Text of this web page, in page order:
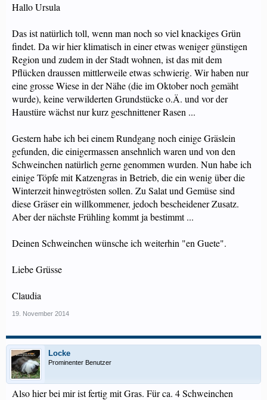
Hallo Ursula
Das ist natürlich toll, wenn man noch so viel knackiges Grün
findet. Da wir hier klimatisch in einer etwas weniger günstigen
Region und zudem in der Stadt wohnen, ist das mit dem
Pflücken draussen mittlerweile etwas schwierig. Wir haben nur
eine grosse Wiese in der Nähe (die im Oktober noch gemäht
wurde), keine verwilderten Grundstücke o.Ä. und vor der
Haustüre wächst nur kurz geschnittener Rasen ...
Gestern habe ich bei einem Rundgang noch einige Gräslein
gefunden, die einigermassen ansehnlich waren und von den
Schweinchen natürlich gerne genommen wurden. Nun habe ich
einige Töpfe mit Katzengras in Betrieb, die ein wenig über die
Winterzeit hinwegtrösten sollen. Zu Salat und Gemüse sind
diese Gräser ein willkommener, jedoch bescheidener Zusatz.
Aber der nächste Frühling kommt ja bestimmt ...
Deinen Schweinchen wünsche ich weiterhin "en Guete".
Liebe Grüsse
Claudia
19. November 2014
Locke
Prominenter Benutzer
Also hier bei mir ist fertig mit Gras. Für ca. 4 Schweinchen